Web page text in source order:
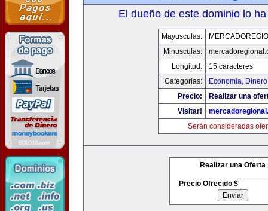
El dueño de este dominio lo
Mayusculas:
Minusculas:
Longitud:
15 caracteres
Categorias:
Economia,
Precio:
Realizar una
Visitar!
Serán consideradas
Realizar una Oferta
Precio Ofrecido $